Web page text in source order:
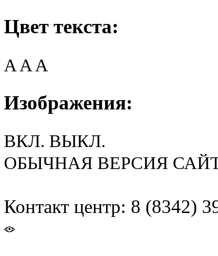
Цвет текста:
AAA
Изображения:
ВКЛ. ВЫКЛ.
ОБЫЧНАЯ ВЕРСИЯ
Контакт центр: 8 (8342)